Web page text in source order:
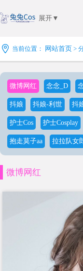
展开▼
当前位置： 网站首页 >
微博网红 念念_D
抖娘 抖娘-利世 抖
护士Cos 护士Cosplay
抱走莫子aa 拉拉队女
微博网红